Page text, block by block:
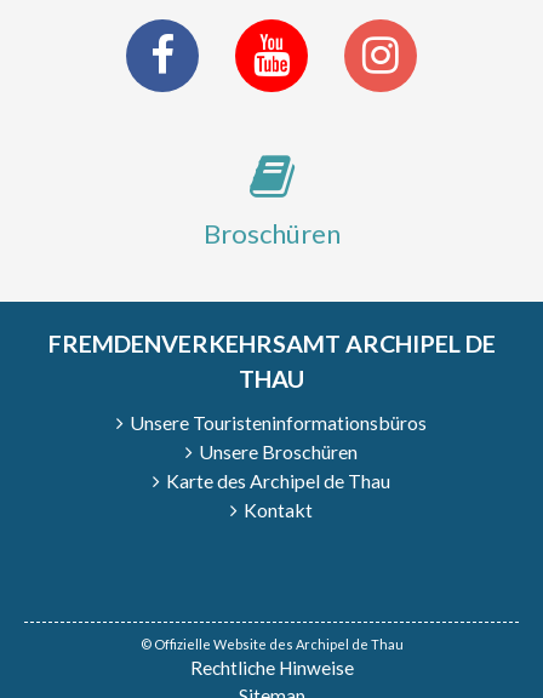
Broschüren
FREMDENVERKEHRSAMT ARCHIPEL DE
THAU
Unsere Touristeninformationsbüros
Unsere Broschüren
Karte des Archipel de Thau
Kontakt
© Offizielle Website des Archipel de Thau
Rechtliche Hinweise